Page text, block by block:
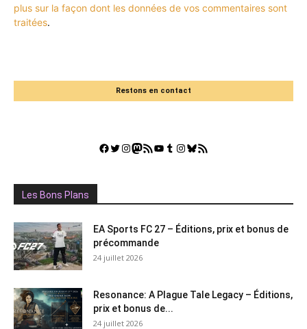
plus sur la façon dont les données de vos commentaires sont
traitées.
Restons en contact
Facebook
Twitter
Instagram
Mastodon
Flux RSSYouTube
Tumblr
Instagram
Bluesky
GestGame
Les Bons Plans
EA Sports FC 27 – Éditions, prix et bonus de
précommande
24 juillet 2026
Resonance: A Plague Tale Legacy – Éditions,
prix et bonus de...
24 juillet 2026